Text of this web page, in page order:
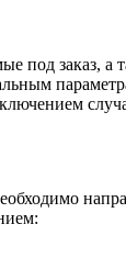
под заказ, а